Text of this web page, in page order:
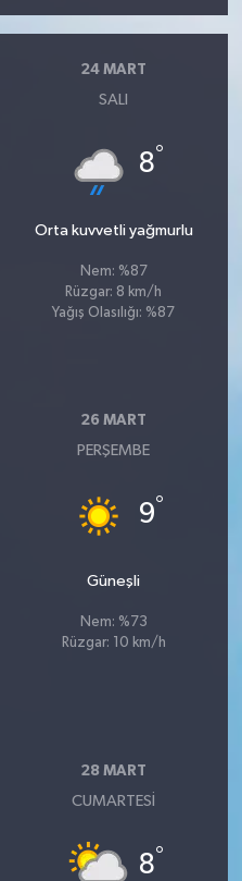
24 MART
SALI
8°
Orta kuvvetli yağmurlu
Nem: %87
Rüzgar: 8 km/h
Yağış Olasılığı: %87
26 MART
PERŞEMBE
9°
Güneşli
Nem: %73
Rüzgar: 10 km/h
28 MART
CUMARTESI
8°